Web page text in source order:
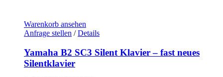
Warenkorb ansehen
Anfrage stellen / Details
Yamaha B2 SC3 Silent Klavier – fast neues
Silentklavier